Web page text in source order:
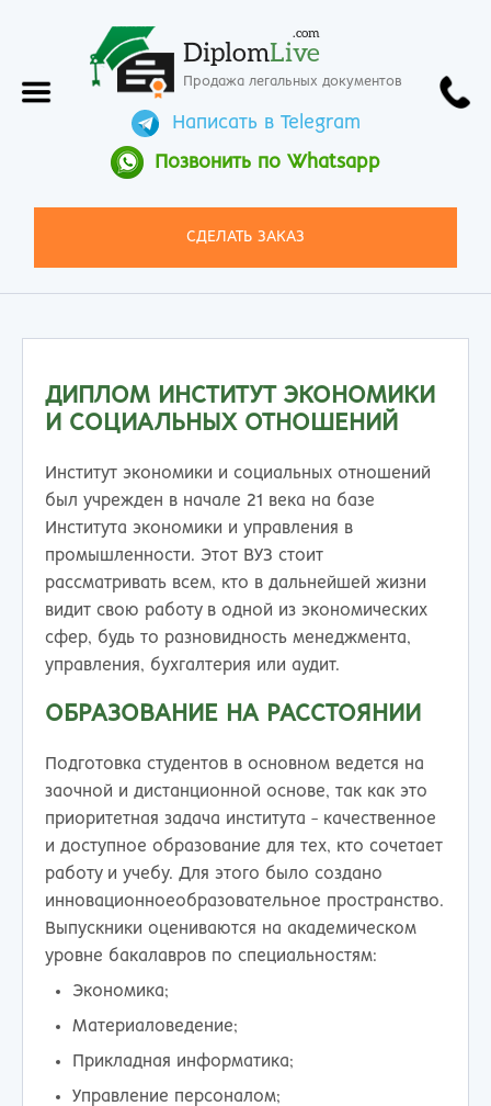
DiplomLive
.com
Продажа легальных документов
Написать в Telegram
Позвонить по Whatsapp
СДЕЛАТЬ ЗАКАЗ
ДИПЛОМ ИНСТИТУТ ЭКОНОМИКИ
И СОЦИАЛЬНЫХ ОТНОШЕНИЙ
Институт экономики и социальных отношений
был учрежден в начале 21 века на базе
Института экономики и управления в
промышленности. Этот ВУЗ стоит
рассматривать всем, кто в дальнейшей жизни
видит свою работу в одной из экономических
сфер, будь то разновидность менеджмента,
управления, бухгалтерия или аудит.
ОБРАЗОВАНИЕ НА РАССТОЯНИИ
Подготовка студентов в основном ведется на
заочной и дистанционной основе, так как это
приоритетная задача института - качественное
и доступное образование для тех, кто сочетает
работу и учебу. Для этого было создано
инновационноеобразовательное пространство.
Выпускники оцениваются на академическом
уровне бакалавров по специальностям:
Экономика;
Материаловедение;
Прикладная информатика;
Управление персоналом;